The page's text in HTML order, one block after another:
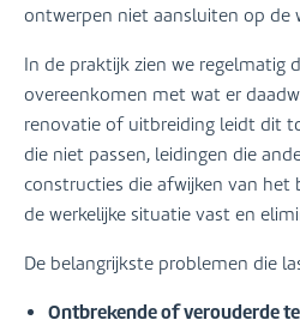
ontwerpen niet aansluiten op de
In de praktijk zien we regelmatig
overeenkomen met wat er
renovatie of uitbreiding leidt dit
die niet passen, leidingen die
constructies die afwijken van het
de werkelijke situatie vast en
De belangrijkste problemen die
Ontbrekende of verouderde